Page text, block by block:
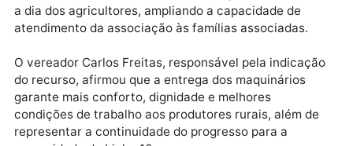
comunidade, fortalecendo o trabalho coletivo da
associação e representando a realização de um
antigo dos moradores, que aguardavam há décadas
por equipamentos de porte profissional.
O ex-presidente da Associação Vida Nova, Sérgio
Aparecido, ressaltou que o investimento fortalece a